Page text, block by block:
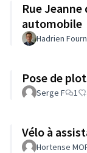
Rue
automobile
Hadrien
Pose de
Serge F 1
Vélo à
Hortense